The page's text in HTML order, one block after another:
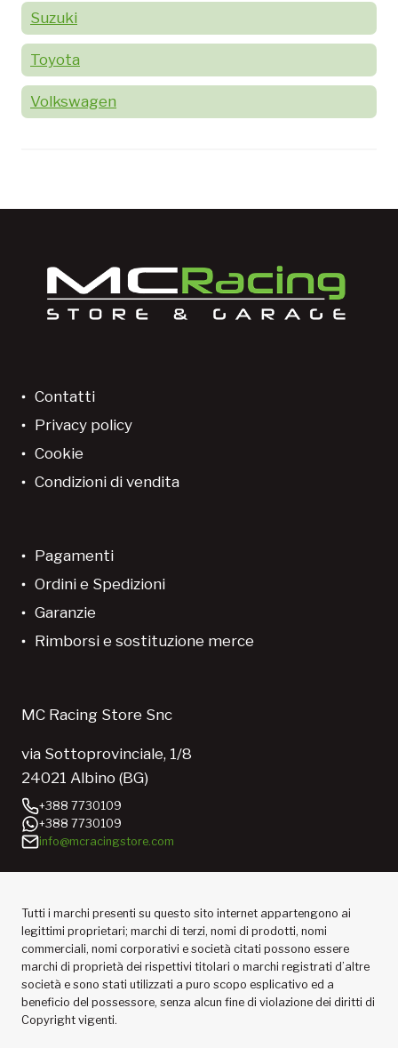
Suzuki
Toyota
Volkswagen
Contatti
Privacy policy
Cookie
Condizioni di vendita
Pagamenti
Ordini e Spedizioni
Garanzie
Rimborsi e sostituzione merce
MC Racing Store Snc
via Sottoprovinciale, 1/8
24021 Albino (BG)
+388 7730109
+388 7730109
info@mcracingstore.com
Tutti i marchi presenti su questo sito internet appartengono ai
legittimi proprietari; marchi di terzi, nomi di prodotti, nomi
commerciali, nomi corporativi e società citati possono essere
marchi di proprietà dei rispettivi titolari o marchi registrati d’altre
società e sono stati utilizzati a puro scopo esplicativo ed a
beneficio del possessore, senza alcun fine di violazione dei diritti di
Copyright vigenti.